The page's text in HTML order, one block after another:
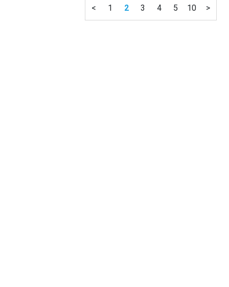
< 1 2 3 4 5 10 >